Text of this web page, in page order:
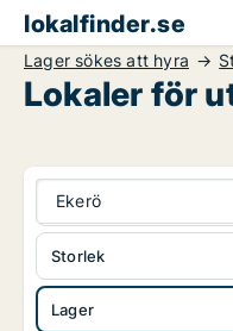
lokalfinder.se
Lager sökes att hyra
Lokaler för
Ekerö
Lager
Storlek